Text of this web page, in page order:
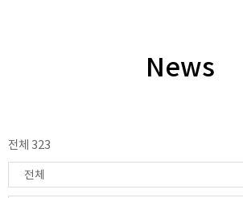
News
전체 323